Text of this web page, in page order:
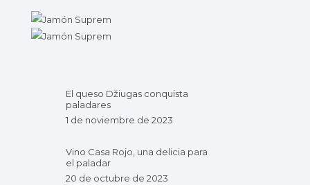
El queso Džiugas conquista
paladares
1 de noviembre de 2023
Vino Casa Rojo, una delicia para
el paladar
20 de octubre de 2023